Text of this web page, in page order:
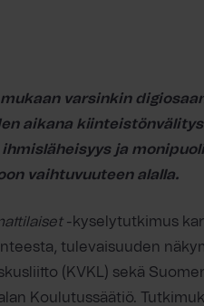
varsinkin
aikana
ja
vaihtuvuuteen alalla.
-kyselytutkimus
tulevaisuuden
(KVKL) sekä
Koulutussäätiö.